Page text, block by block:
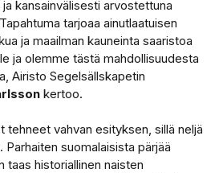
kansainvälisesti arvostettuna
tarjoaa ainutlaatuisen
ja maailman kauneinta saaristoa
ja olemme tästä mahdollisuudesta
Airisto Segelsällskapetin
kertoo.
tehneet vahvan esityksen, sillä neljä
suomalaisista pärjää
taas historiallinen naisten